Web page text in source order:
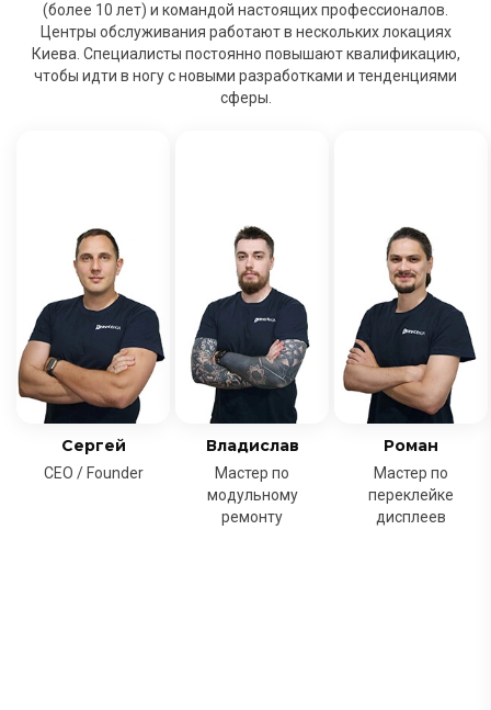
(более 10 лет) и командой настоящих профессионалов.
Центры обслуживания работают в нескольких локациях
Киева. Специалисты постоянно повышают квалификацию,
чтобы идти в ногу с новыми разработками и тенденциями
сферы.
Сергей
CEO / Founder
Владислав
Мастер по
модульному
ремонту
Роман
Мастер по
переклейке
дисплеев